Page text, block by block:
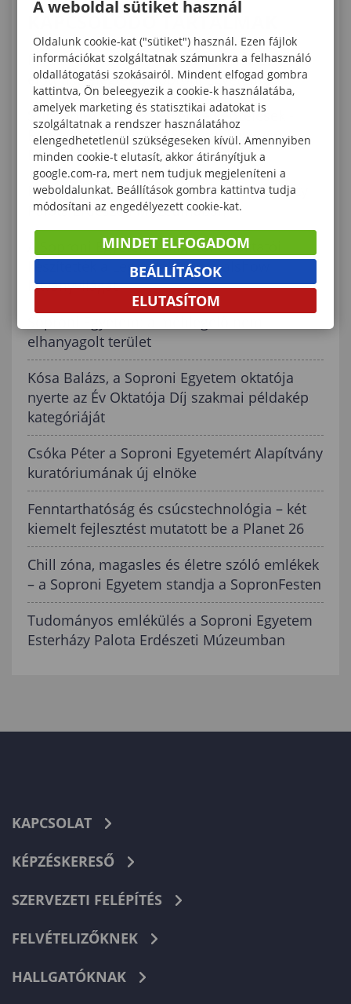
II. Rákóczi Ferenc és a hős katonák emléke
előtt tisztelegtek a Soproni Egyetemen
Színpadi-makettek, egyéni elképzelések -
Rendhagyó kiállítás a Soproni Egyetem
Erdészeti Múzeumában
Kulturális est a Soproni Egyetem Esterházy
Palota Erdészeti Múzeumában
A Soproni Egyetem hallgatói és oktatói
készítették a Legendák! musicalshow
látványvilágát
elhanyagolt terület
Kósa Balázs, a Soproni Egyetem oktatója
nyerte az Év Oktatója Díj szakmai példakép
kategóriáját
Csóka Péter a Soproni Egyetemért Alapítvány
kuratóriumának új elnöke
Fenntarthatóság és csúcstechnológia – két
kiemelt fejlesztést mutatott be a Planet 26
Chill zóna, magasles és életre szóló emlékek
– a Soproni Egyetem standja a SopronFesten
Tudományos emlékülés a Soproni Egyetem
Esterházy Palota Erdészeti Múzeumban
KAPCSOLAT
KÉPZÉSKERESŐ
SZERVEZETI FELÉPÍTÉS
FELVÉTELIZŐKNEK
HALLGATÓKNAK
A weboldal sütiket használ
Oldalunk cookie-kat ("sütiket") használ. Ezen fájlok
információkat szolgáltatnak számunkra a felhasználó
oldallátogatási szokásairól. Mindent elfogad gombra
kattintva, Ön beleegyezik a cookie-k használatába,
amelyek marketing és statisztikai adatokat is
szolgáltatnak a rendszer használatához
elengedhetetlenül szükségeseken kívül. Amennyiben
minden cookie-t elutasít, akkor átirányítjuk a
google.com-ra, mert nem tudjuk megjeleníteni a
weboldalunkat. Beállítások gombra kattintva tudja
módosítani az engedélyezett cookie-kat.
MINDET ELFOGADOM
BEÁLLÍTÁSOK
ELUTASÍTOM